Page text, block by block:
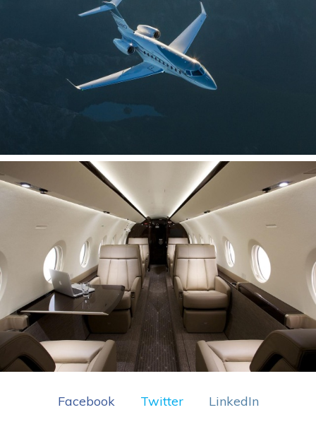
Facebook Twitter LinkedIn